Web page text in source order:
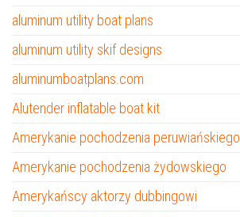
aluminum utility boat plans
aluminum utility skif designs
aluminumboatplans.com
Alutender inflatable boat kit
Amerykanie pochodzenia peruwiańskiego
Amerykanie pochodzenia żydowskiego
Amerykańscy aktorzy dubbingowi